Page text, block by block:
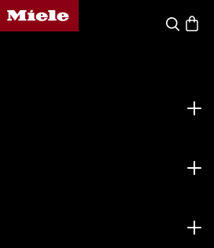
Miele honlapja
Kereses